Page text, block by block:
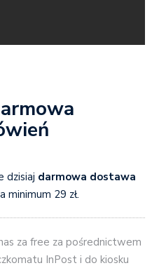
dzisiaj darmowa dostawa
minimum 29 zł.
za free za pośrednictwem
InPost i do kiosku